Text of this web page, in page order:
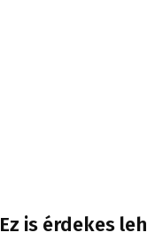
Ez is érdekes